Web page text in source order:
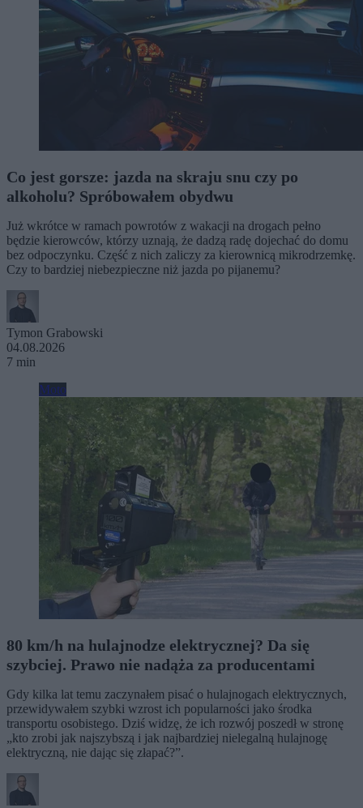
Co jest gorsze: jazda na skraju snu czy po
alkoholu? Spróbowałem obydwu
Już wkrótce w ramach powrotów z wakacji na drogach pełno
będzie kierowców, którzy uznają, że dadzą radę dojechać do domu
bez odpoczynku. Część z nich zaliczy za kierownicą mikrodrzemkę.
Czy to bardziej niebezpieczne niż jazda po pijanemu?
Tymon Grabowski
04.08.2026
7 min
Moto
80 km/h na hulajnodze elektrycznej? Da się
szybciej. Prawo nie nadąża za producentami
Gdy kilka lat temu zaczynałem pisać o hulajnogach elektrycznych,
przewidywałem szybki wzrost ich popularności jako środka
transportu osobistego. Dziś widzę, że ich rozwój poszedł w stronę
„kto zrobi jak najszybszą i jak najbardziej nielegalną hulajnogę
elektryczną, nie dając się złapać?”.